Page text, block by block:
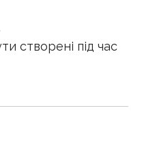
створені під час